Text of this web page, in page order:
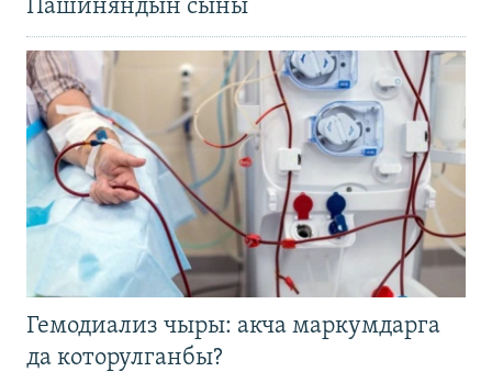
Пашиняндын сыны
Гемодиализ чыры: акча маркумдарга
да которулганбы?